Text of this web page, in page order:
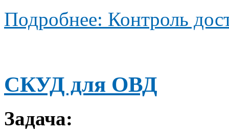
Подробнее: Контроль
СКУД для ОВД
Задача: